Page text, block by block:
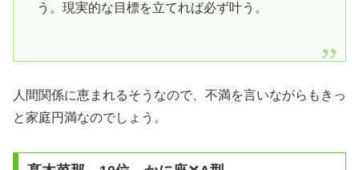
う。現実的な目標を立てれば必ず叶う。
人間関係に恵まれるそうなので、不満を言いながらもきっ
と家庭円満なのでしょう。